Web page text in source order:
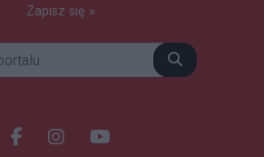
Zapisz się »
Szukaj
Facebook.com
Instagram.com
Youtube.com